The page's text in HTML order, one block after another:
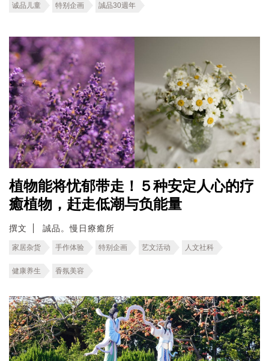
诚品儿童 特别企画 誠品30週年
植物能将忧郁带走！５种安定人心的疗
癒植物，赶走低潮与负能量
撰文 誠品。慢日療癒所
家居杂货 手作体验 特别企画 艺文活动 人文社科
健康养生 香氛美容